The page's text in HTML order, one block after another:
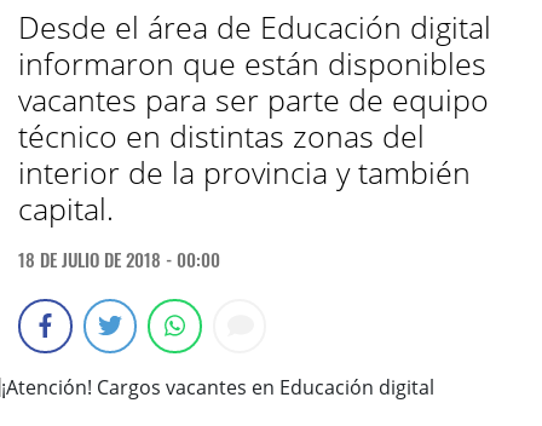
Desde el área de Educación digital
informaron que están disponibles
vacantes para ser parte de equipo
técnico en distintas zonas del
interior de la provincia y también
capital.
18 DE JULIO DE 2018 - 00:00